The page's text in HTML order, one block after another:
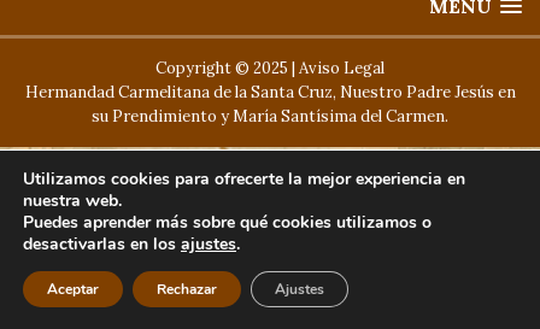
MENU
Copyright © 2025 | Aviso Legal
Hermandad Carmelitana de la Santa Cruz, Nuestro Padre Jesús en
su Prendimiento y María Santísima del Carmen.
Utilizamos cookies para ofrecerte la mejor experiencia en
nuestra web.
Puedes aprender más sobre qué cookies utilizamos o
desactivarlas en los ajustes.
Aceptar Rechazar Ajustes